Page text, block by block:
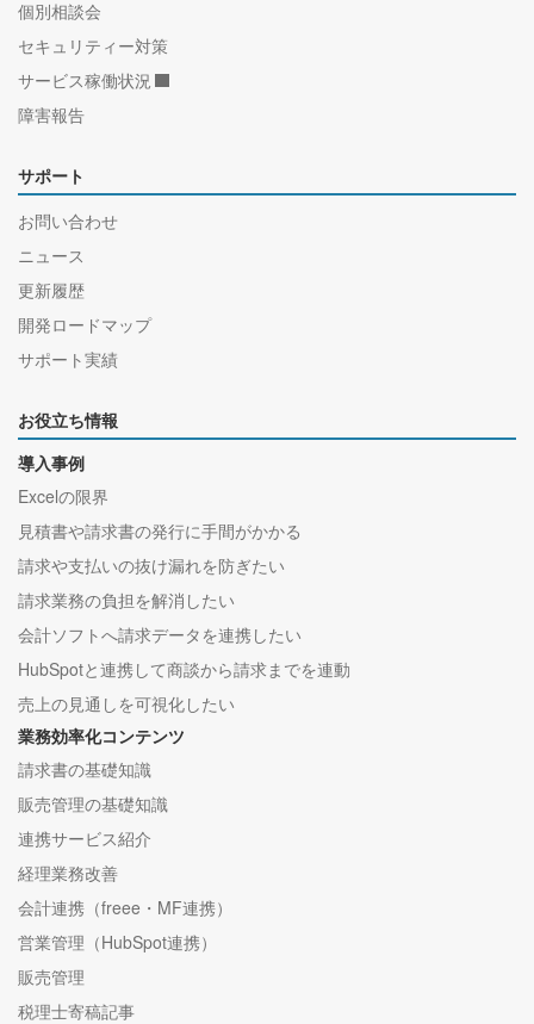
個別相談会
セキュリティー対策
サービス稼働状況
障害報告
サポート
お問い合わせ
ニュース
更新履歴
開発ロードマップ
サポート実績
お役立ち情報
導入事例
Excelの限界
見積書や請求書の発行に手間がかかる
請求や支払いの抜け漏れを防ぎたい
請求業務の負担を解消したい
会計ソフトへ請求データを連携したい
HubSpotと連携して商談から請求までを連動
売上の見通しを可視化したい
業務効率化コンテンツ
請求書の基礎知識
販売管理の基礎知識
連携サービス紹介
経理業務改善
会計連携（freee・MF連携）
営業管理（HubSpot連携）
販売管理
税理士寄稿記事